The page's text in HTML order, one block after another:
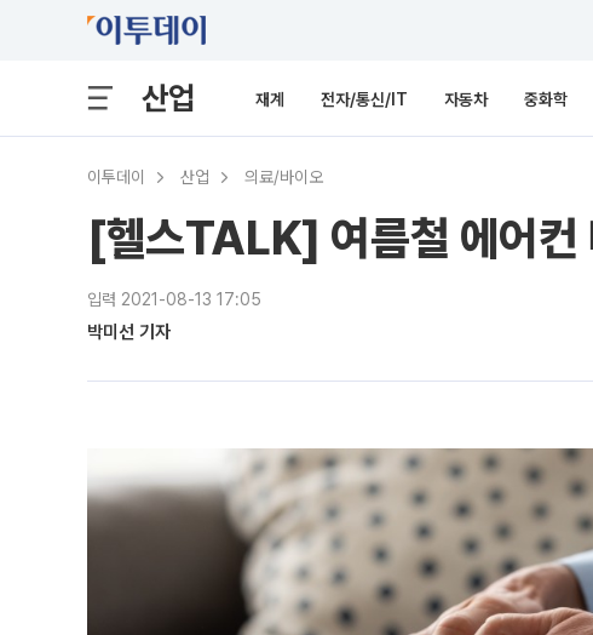
산업 재계 전자/통신/IT 자동차 중화학
이투데이 산업 의료/바이오
[헬스TALK] 여름철 에어컨
입력 2021-08-13 17:05
박미선 기자